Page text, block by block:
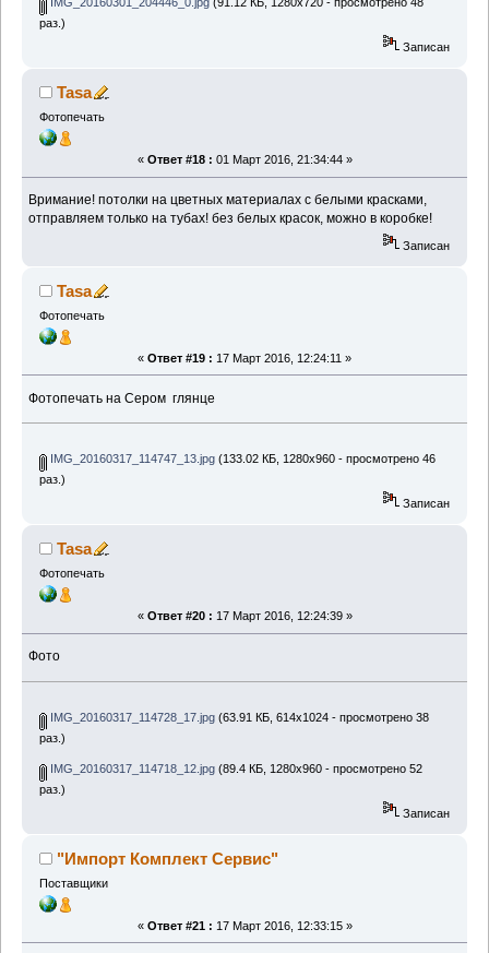
раз.)
Записан
Tasa
Фотопечать
« Ответ #18 : 01 Март 2016, 21:34:44 »
Вримание! потолки на цветных материалах с белыми красками,
отправляем только на тубах! без белых красок, можно в коробке!
Записан
Tasa
Фотопечать
« Ответ #19 : 17 Март 2016, 12:24:11 »
Фотопечать на Сером глянце
IMG_20160317_114747_13.jpg(133.02 КБ, 1280x960 - просмотрено 46
раз.)
Записан
Tasa
Фотопечать
« Ответ #20 : 17 Март 2016, 12:24:39 »
Фото
IMG_20160317_114728_17.jpg(63.91 КБ, 614x1024 - просмотрено 38
раз.)
IMG_20160317_114718_12.jpg(89.4 КБ, 1280x960 - просмотрено 52
раз.)
Записан
"Импорт Комплект Сервис"
Поставщики
« Ответ #21 : 17 Март 2016, 12:33:15 »